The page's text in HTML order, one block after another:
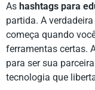
As hashtags para
partida. A
começa quando
ferramentas certas.
para ser sua
tecnologia que